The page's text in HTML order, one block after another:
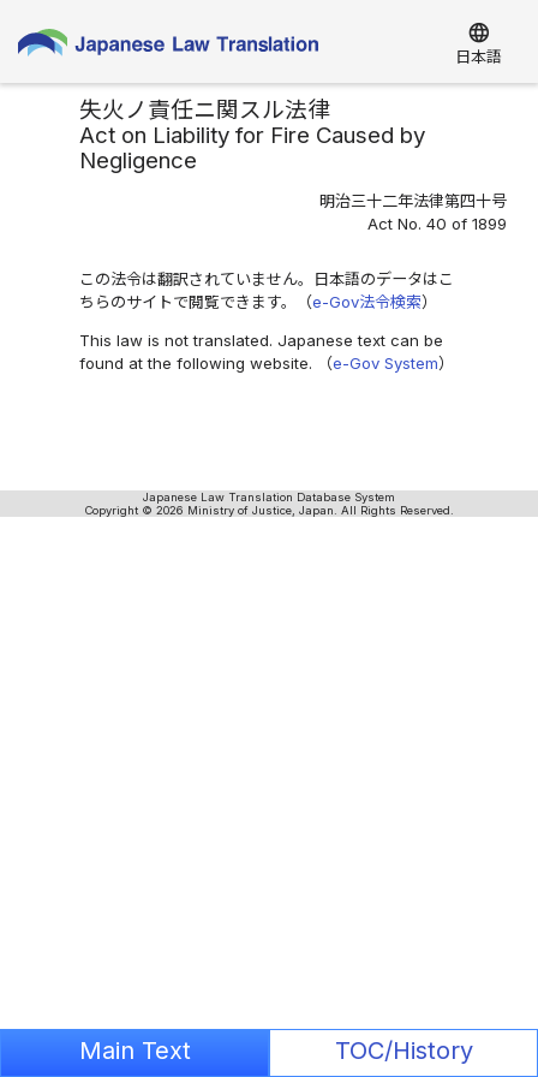
language
日本語
失火ノ責任ニ関スル法律
Act on Liability for Fire Caused by
Negligence
明治三十二年法律第四十号
Act No. 40 of 1899
この法令は翻訳されていません。日本語のデータはこ
ちらのサイトで閲覧できます。（e-Gov法令検索）
This law is not translated. Japanese text can be
found at the following website. （e-Gov System）
Japanese Law Translation Database System
Copyright © 2026 Ministry of Justice, Japan. All Rights Reserved.
Main Text TOC/History